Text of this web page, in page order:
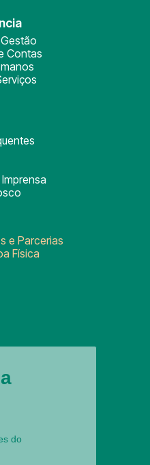
Contas
e Parcerias
Física